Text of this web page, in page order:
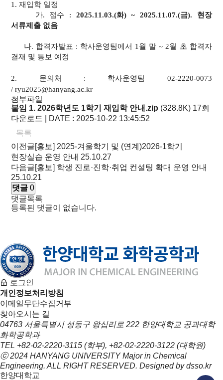
1. 재입학 일정
가. 접수 : 2025.11.03.(화) ~ 2025.11.07.(금). 현장
서류제출 없음
나. 합격자발표 : 학사운영팀에서 1월 말 ~ 2월 초 합격자
결재 및 통보 예정
2. 문의처 : 학사운영팀 02-2220-0073
/ryu2025@hanyang.ac.kr
첨부파일
붙임 1. 2026학년도 1학기 재입학 안내.zip (328.8K) 17회
다운로드 | DATE : 2025-10-22 13:45:52
목록
이전글[홍보] 2025-겨울학기 및 (연계)2026-1학기
현장실습 운영 안내 25.10.27
다음글[홍보] 학생 진로·진학·취업 컨설팅 확대 운영 안내
25.10.21
댓글 0
댓글목록
등록된 댓글이 없습니다.
로그인
개인정보처리방침
이메일무단수집거부
찾아오시는 길
04763 서울특별시 성동구 왕십리로 222 한양대학교 공과대학
화학공학과
TEL +82-02-2220-3115 (학부), +82-02-2220-3122 (대학원)
ⓒ 2024 HANYANG UNIVERSITY Major in Chemical
Engineering. ALL RIGHT RESERVED. Designed bydsso.kr
한양대학교